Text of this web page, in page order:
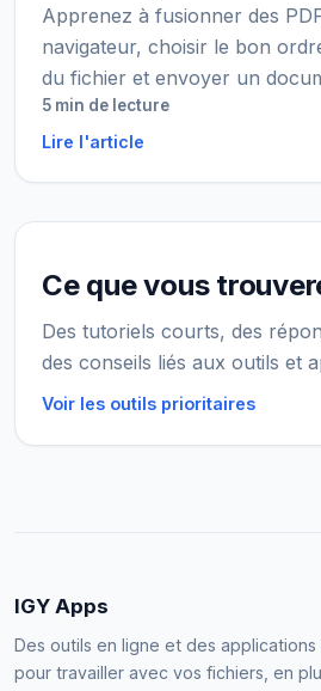
Apprenez à fusionner des
navigateur, choisir le bon
du fichier et envoyer un
5 min de lecture
Lire l'article
Ce que vous
Des tutoriels courts, des
des conseils liés aux outils et
Voir les outils prioritaires
IGY Apps
Des outils en ligne et des applications
pour travailler avec vos fichiers, en